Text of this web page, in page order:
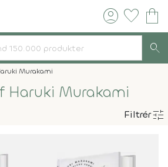
account_circle favorite shopping_bag
search
Murakami
Haruki Murakami
Filtrértune